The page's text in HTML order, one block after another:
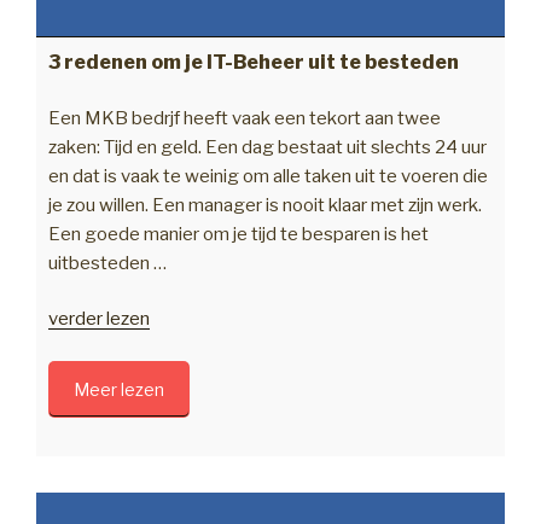
3 redenen om je IT-Beheer uit te besteden
Een MKB bedrjf heeft vaak een tekort aan twee
zaken: Tijd en geld. Een dag bestaat uit slechts 24 uur
en dat is vaak te weinig om alle taken uit te voeren die
je zou willen. Een manager is nooit klaar met zijn werk.
Een goede manier om je tijd te besparen is het
uitbesteden …
“3
uit
verder lezen
Meer lezen